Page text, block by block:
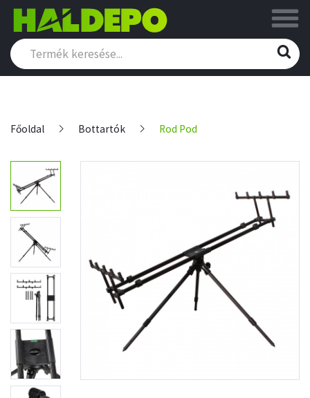
Főoldal Bottartók Rod Pod